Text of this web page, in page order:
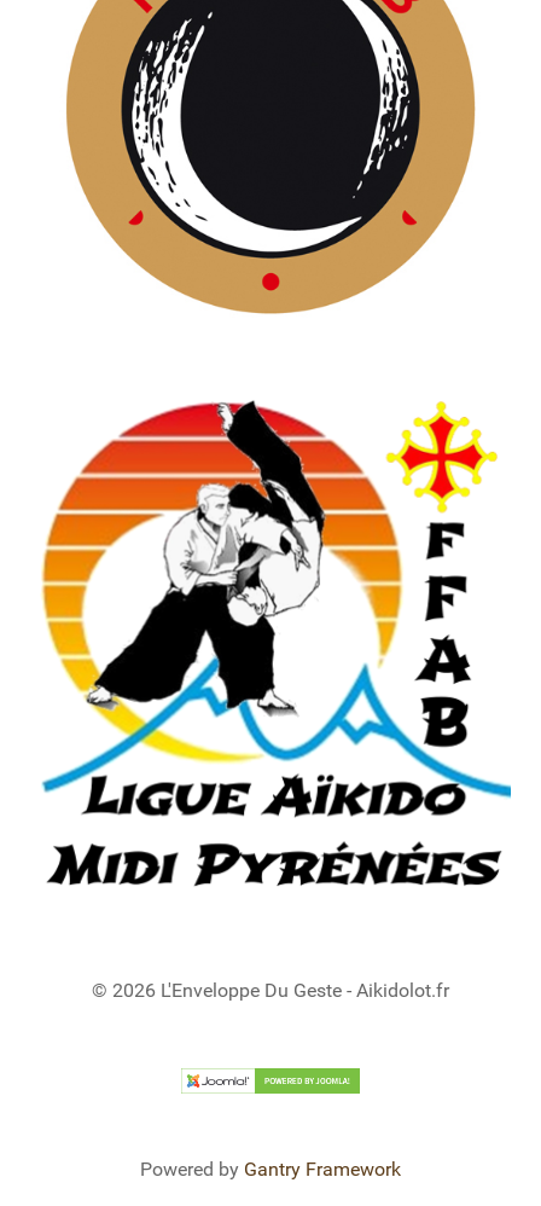
© 2026 L'Enveloppe Du Geste - Aikidolot.fr
Powered by Gantry Framework